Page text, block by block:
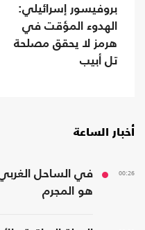
بروفيسور إسرائيلي:
الهدوء المؤقت في
هرمز لا يحقق مصلحة
تل أبيب
أخبار الساعة
00:26
في الساحل
هو المجرم